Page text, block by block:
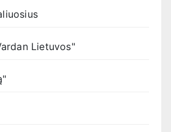
Lietuvos"